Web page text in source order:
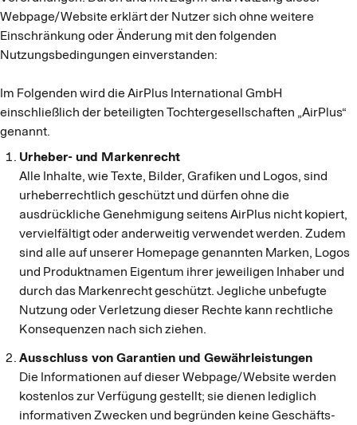
Webpage/Website erklärt der Nutzer sich ohne weitere
Einschränkung oder Änderung mit den folgenden
Nutzungsbedingungen einverstanden:
Im Folgenden wird die AirPlus International GmbH
einschließlich der beteiligten Tochtergesellschaften „AirPlus“
genannt.
Urheber- und Markenrecht
Alle Inhalte, wie Texte, Bilder, Grafiken und Logos, sind
urheberrechtlich geschützt und dürfen ohne die
ausdrückliche Genehmigung seitens AirPlus nicht kopiert,
vervielfältigt oder anderweitig verwendet werden. Zudem
sind alle auf unserer Homepage genannten Marken, Logos
und Produktnamen Eigentum ihrer jeweiligen Inhaber und
durch das Markenrecht geschützt. Jegliche unbefugte
Nutzung oder Verletzung dieser Rechte kann rechtliche
Konsequenzen nach sich ziehen.
Ausschluss von Garantien und Gewährleistungen
Die Informationen auf dieser Webpage/Website werden
kostenlos zur Verfügung gestellt; sie dienen lediglich
informativen Zwecken und begründen keine Geschäfts-